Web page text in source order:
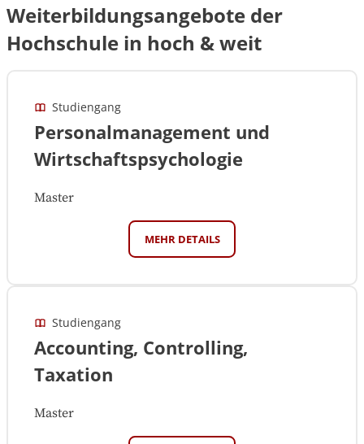
Weiterbildungsangebote der
Hochschule in hoch & weit
Studiengang
Personalmanagement und
Wirtschaftspsychologie
Master
MEHR DETAILS
Studiengang
Accounting, Controlling,
Taxation
Master